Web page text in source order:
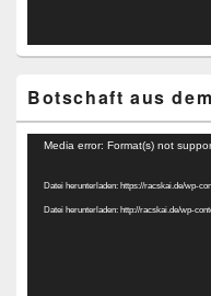
Botschaft aus
Video-
Media error: Format(s) not
Datei herunterladen: https://racskai.de/wp-
Datei herunterladen: http://racskai.de/wp-